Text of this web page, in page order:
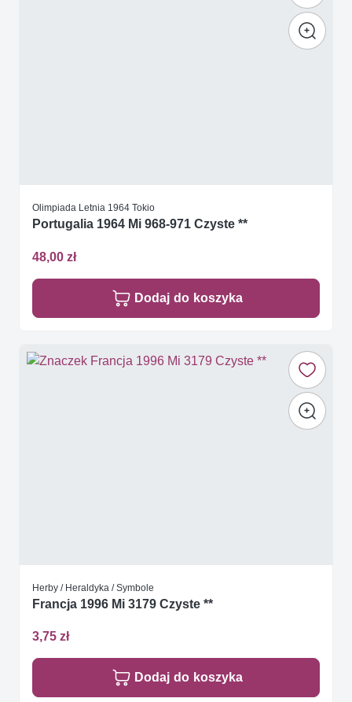
Olimpiada Letnia 1964 Tokio
Portugalia 1964 Mi 968-971 Czyste **
48,00 zł
Dodaj do koszyka
Herby / Heraldyka / Symbole
Francja 1996 Mi 3179 Czyste **
3,75 zł
Dodaj do koszyka